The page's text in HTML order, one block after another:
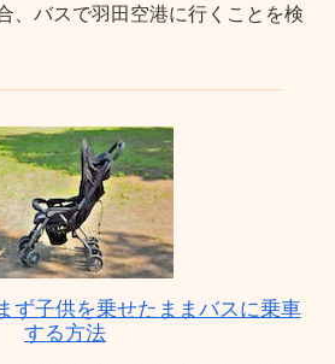
、バスで羽田空港に行くことを検
ず子供を乗せたままバスに乗車
する方法